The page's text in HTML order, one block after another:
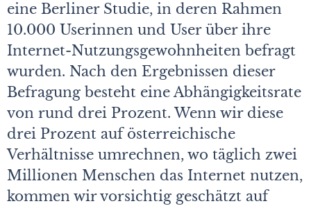
eine Berliner Studie, in deren Rahmen
10.000 Userinnen und User über ihre
Internet-Nutzungsgewohnheiten befragt
wurden. Nach den Ergebnissen dieser
Befragung besteht eine Abhängigkeitsrate
von rund drei Prozent. Wenn wir diese
drei Prozent auf österreichische
Verhältnisse umrechnen, wo täglich zwei
Millionen Menschen das Internet nutzen,
kommen wir vorsichtig geschätzt auf